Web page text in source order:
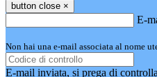
button close ×
E-
Non hai una e-mail associata al nome
E-mail inviata, si prega di